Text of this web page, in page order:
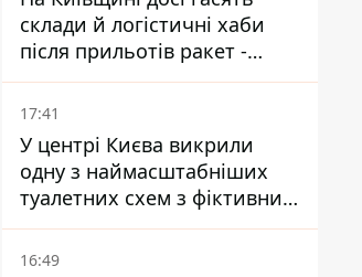
склади й логістичні хаби
після прильотів ракет -
ДСНС
17:41
У центрі Києва викрили
одну з наймасштабніших
туалетних схем з фіктивним
будинком
16:49